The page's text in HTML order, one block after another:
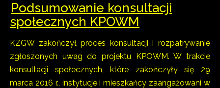
Podsumowanie konsultacji
społecznych KPOWM
KZGW zakończył proces konsultacji i rozpatrywanie
zgłoszonych uwag do projektu KPOWM. W trakcie
konsultacji społecznych, które zakończyły się 29
marca 2016 r., instytucje i mieszkańcy zaangażowani w